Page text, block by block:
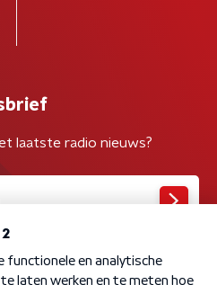
laatste radio nieuws?